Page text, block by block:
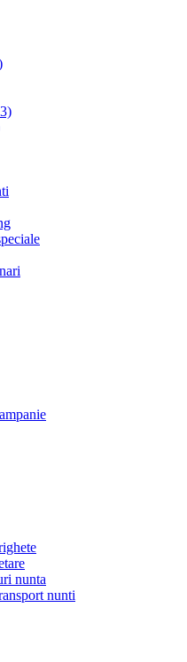
nunta
nunti